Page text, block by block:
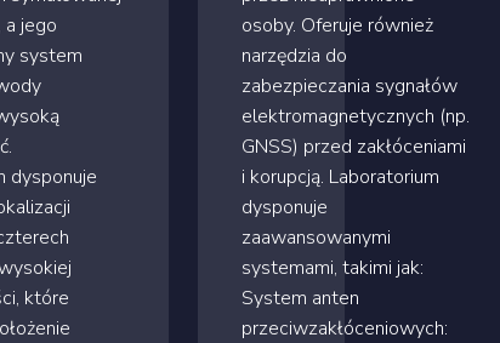
a jego
system
dysponuje
które
osoby. Oferuje również
narzędzia do
zabezpieczania sygnałów
elektromagnetycznych (np.
GNSS) przed zakłóceniami
i korupcją. Laboratorium
dysponuje
zaawansowanymi
systemami, takimi jak:
System anten
przeciwzakłóceniowych: